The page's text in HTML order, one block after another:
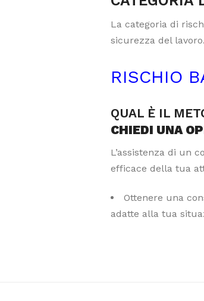
La categoria di
sicurezza del lavoro.
RISCHIO
QUAL È IL
CHIEDI UNA
L’assistenza di un
efficace della tua
Ottenere una
adatte alla tua